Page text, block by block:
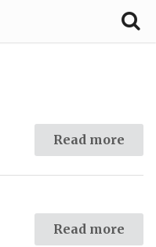
Read more
Read more